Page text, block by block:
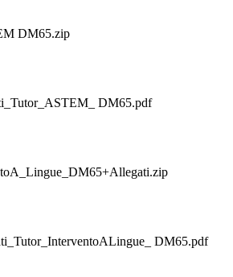
DM65.zip
DM65.pdf
DM65.pdf